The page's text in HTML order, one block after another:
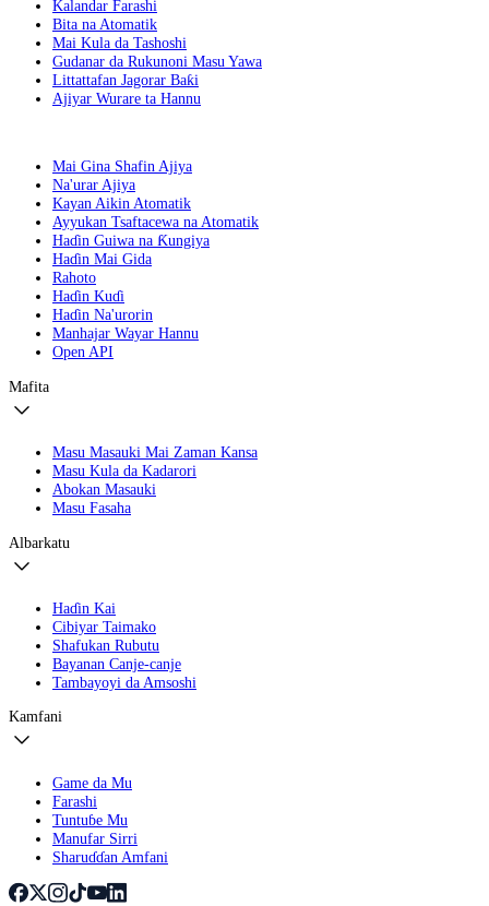
Kalandar Farashi
Bita na Atomatik
Mai Kula da Tashoshi
Gudanar da Rukunoni Masu Yawa
Littattafan Jagorar Baƙi
Ajiyar Wurare ta Hannu
Mai Gina Shafin Ajiya
Na'urar Ajiya
Kayan Aikin Atomatik
Ayyukan Tsaftacewa na Atomatik
Haɗin Guiwa na Ƙungiya
Haɗin Mai Gida
Rahoto
Haɗin Kuɗi
Haɗin Na'urorin
Manhajar Wayar Hannu
Open API
Mafita
Masu Masauki Mai Zaman Kansa
Masu Kula da Kadarori
Abokan Masauki
Masu Fasaha
Albarkatu
Haɗin Kai
Cibiyar Taimako
Shafukan Rubutu
Bayanan Canje-canje
Tambayoyi da Amsoshi
Kamfani
Game da Mu
Farashi
Tuntuɓe Mu
Manufar Sirri
Sharuɗɗan Amfani